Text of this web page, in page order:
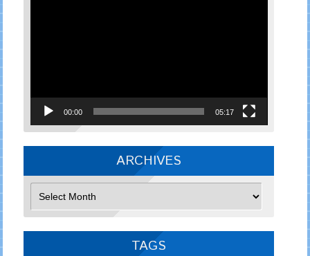
00:00 05:17
ARCHIVES
TAGS